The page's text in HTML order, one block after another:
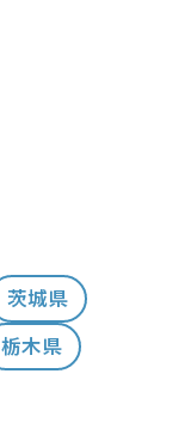
茨城県
栃木県